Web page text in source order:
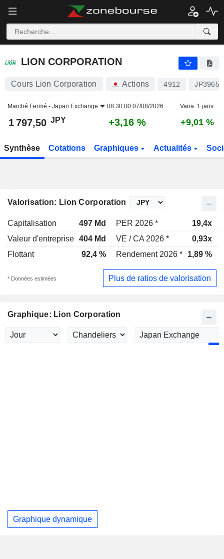
LION CORPORATION
LION CORPORATION
Cours Lion Corporation Actions 4912
Marché Fermé - Japan Exchange 08:30:00 07/08/2026 Varia. 1 janv.
1 797,50 JPY +3,16 % +9,01 %
Synthèse Cotations Graphiques Actualités
Valorisation: Lion Corporation
Capitalisation 497 Md PER 2026 * 19,4x
Valeur d'entreprise 404 Md VE / CA 2026 * 0,93x
Flottant
92,4 % Rendement 2026 * 1,89 %
* Données estimées Plus de ratios de valorisation
Graphique: Lion Corporation
Graphique dynamique